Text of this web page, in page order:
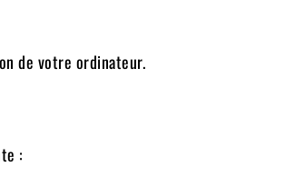
de votre ordinateur.
: